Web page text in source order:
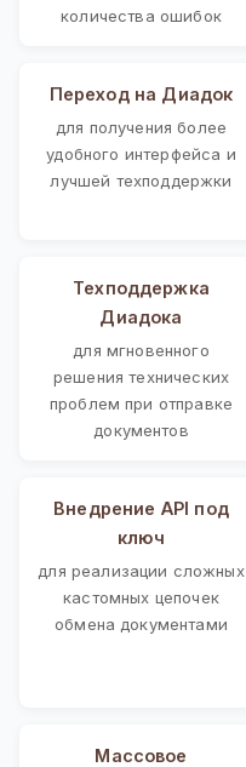
количества ошибок
Переход на Диадок
для получения более
удобного интерфейса и
лучшей техподдержки
Техподдержка
Диадока
для мгновенного
решения технических
проблем при отправке
документов
Внедрение API под
ключ
для реализации сложных
кастомных цепочек
обмена документами
Массовое